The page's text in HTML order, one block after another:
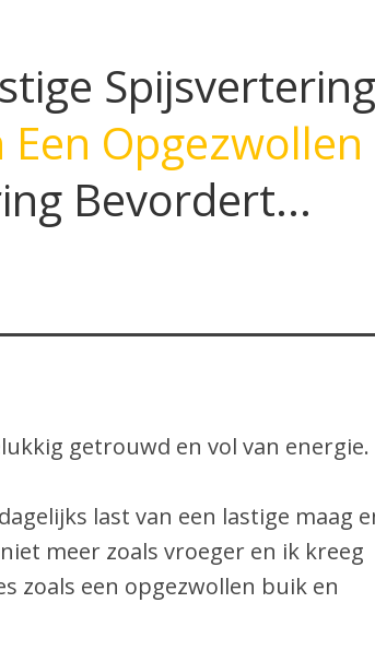
Bevordert...
getrouwd en vol van energie.
last van een lastige maag
meer zoals vroeger en ik kreeg
zoals een opgezwollen buik en